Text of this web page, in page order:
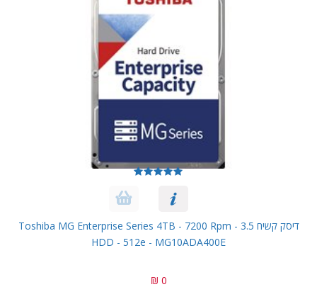
דיסק קשיח Toshiba MG Enterprise Series 4TB - 7200 Rpm - 3.5
HDD - 512e - MG10ADA400E
0 ₪